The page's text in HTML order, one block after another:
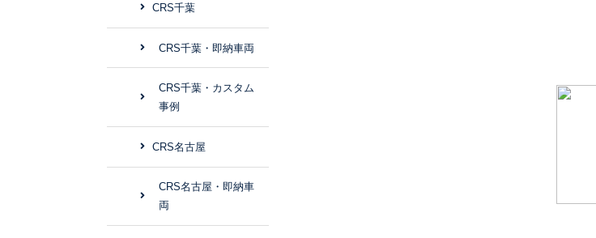
CRS千葉
CRS千葉・即納車両
CRS千葉・カスタム
事例
CRS名古屋
CRS名古屋・即納車
両